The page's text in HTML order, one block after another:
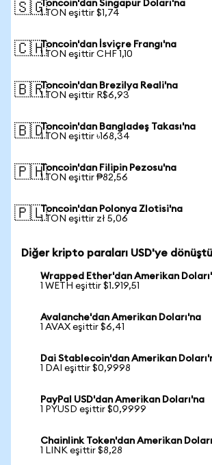
🇸🇬Toncoin'dan Singapur Doları'na
1 TON eşittir $1,74
🇨🇭Toncoin'dan İsviçre Frangı'na
1 TON eşittir CHF 1,10
🇧🇷Toncoin'dan Brezilya Reali'na
1 TON eşittir R$6,93
🇧🇩Toncoin'dan Bangladeş Takası'na
1 TON eşittir ৳168,34
🇵🇭Toncoin'dan Filipin Pezosu'na
1 TON eşittir ₱82,56
🇵🇱Toncoin'dan Polonya Zlotisi'na
1 TON eşittir zł 5,06
Diğer kripto paraları USD'ye
Wrapped Ether'dan Amerikan
1 WETH eşittir $1.919,51
Avalanche'dan Amerikan Doları'na
1 AVAX eşittir $6,41
Dai Stablecoin'dan Amerikan
1 DAI eşittir $0,9998
PayPal USD'dan Amerikan Doları'na
1 PYUSD eşittir $0,9999
Chainlink Token'dan Amerikan
1 LINK eşittir $8,28